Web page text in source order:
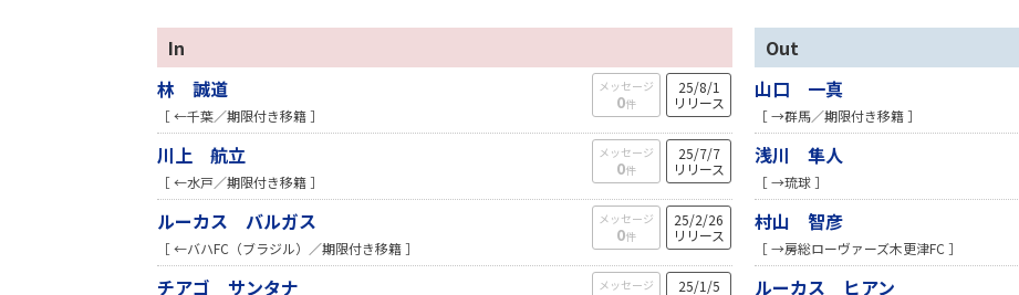
In
林 誠道
［ ←千葉／期限付き移籍 ］
メッセージ
0件
25/8/1
リリース
川上 航立
［ ←水戸／期限付き移籍 ］
メッセージ
0件
25/7/7
リリース
ルーカス バルガス
［ ←バハFC（ブラジル）／期限付き移籍 ］
メッセージ
0件
25/2/26
リリース
チアゴ サンタナ メッセージ
25/1/5
Out
山口 一真
［ →群馬／期限付き移籍 ］
浅川 隼人
［ →琉球 ］
村山 智彦
［ →房総ローヴァーズ木更津FC ］
ルーカス ヒアン